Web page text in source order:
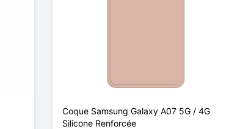
Coque Samsung Galaxy A07 5G / 4G
Silicone Renforcée